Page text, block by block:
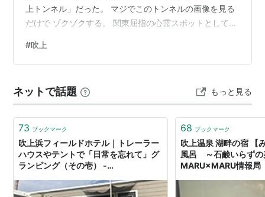
上トンネル」だった。 マジでこのトンネルの画像を見る
だけで ゾクゾクする。 関東屈指の心霊スポットとして有
ど 頭がクラクラする。 なるほど 私の感覚も鋭くなって
来たって事か。 それにしても気になる、【吹上】の響
か。 www.emerald-family.com 【吹上】という地名の由
来は、 主に地形や水流の様子に由来することが多く …
#吹上
ネットで話題 もっと見る
73 ブックマーク
吹上浜フィールドホテル｜トレーラー
ハウスやテントで「日常を忘れて」グ
ランピング（その壱） -
68 ブックマーク
吹上温泉 湖畔の宿 【
風呂 ～石鹸いらずの
MARU×MARU情報局